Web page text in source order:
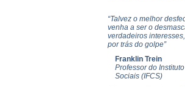
“Talvez o melhor
venha a ser o
verdadeiros
por trás do golpe”
Franklin Trein
Professor do
Sociais (IFCS)